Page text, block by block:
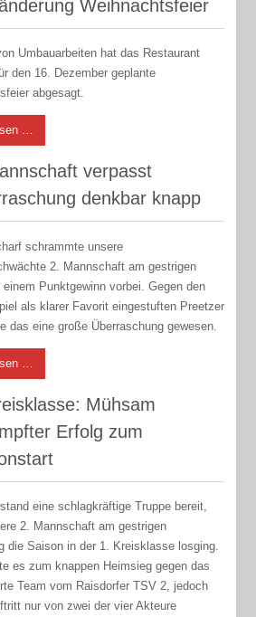
Weihnachtsfeier
Umbauarbeiten hat das Restaurant
den 16. Dezember geplante
abgesagt.
…
verpasst
denkbar knapp
schrammte unsere
2. Mannschaft am gestrigen
einem Punktgewinn vorbei. Gegen den
als klarer Favorit eingestuften Preetzer
das eine große Überraschung gewesen.
…
Mühsam
Erfolg zum
eine schlagkräftige Truppe bereit,
2. Mannschaft am gestrigen
die Saison in der 1. Kreisklasse losging.
es zum knappen Heimsieg gegen das
Team vom Raisdorfer TSV 2, jedoch
nur von zwei der vier Akteure